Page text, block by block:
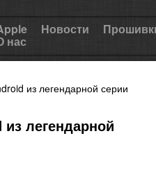
Новости
нас
из легендарной серии
легендарной